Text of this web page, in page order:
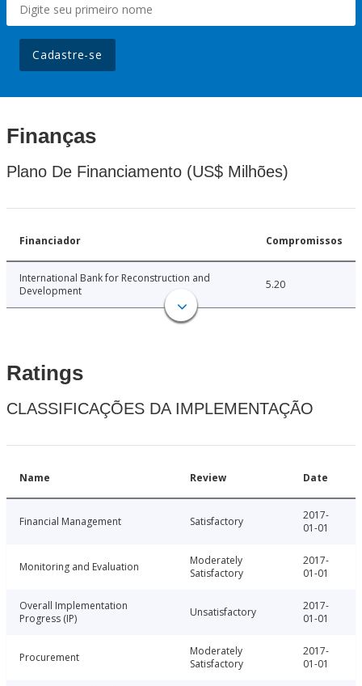
Cadastre-se
Finanças
Plano De Financiamento (US$ Milhões)
Financiador Compromissos
International Bank for Reconstruction and
Development
5.20
Ratings
CLASSIFICAÇÕES DA IMPLEMENTAÇÃO
Name Review Date
Financial Management Satisfactory
2017-
01-01
Monitoring and Evaluation
Moderately
Satisfactory
2017-
01-01
Overall Implementation
Progress (IP)
Unsatisfactory
2017-
01-01
Procurement
Moderately
Satisfactory
2017-
01-01